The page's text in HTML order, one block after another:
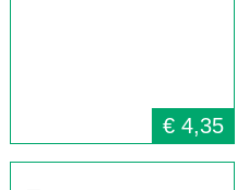
€ 4,35